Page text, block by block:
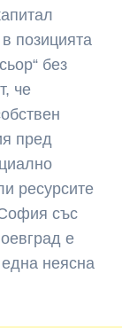
позицията
без
че
пред
ресурсите
със
е
неясна